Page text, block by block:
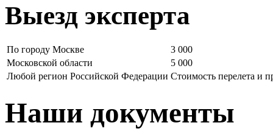
Выезд эксперта
По городу Москве
3 000
Московской области
5 000
Любой регион Российской Федерации Стоимость перелета и
Наши документы